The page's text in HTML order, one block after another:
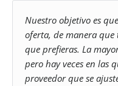
Nuestro objetivo es
oferta, de manera
que prefieras. La
pero hay veces en las
proveedor que se